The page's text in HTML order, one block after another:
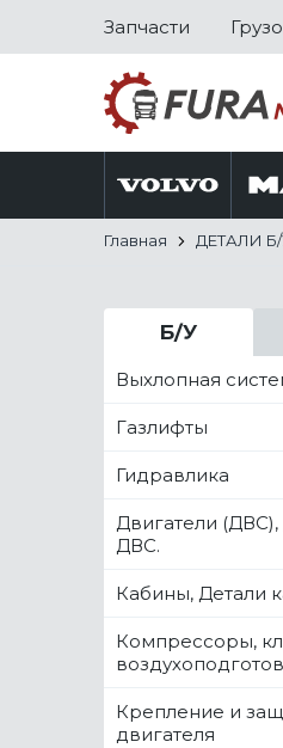
Запчасти
Главная ДЕТАЛИ
Б/У
Выхлопная
Газлифты
Гидравлика
Двигатели (ДВС),
ДВС.
Кабины, Детали
Компрессоры,
Крепление и
двигателя